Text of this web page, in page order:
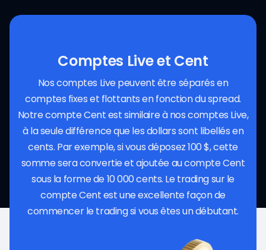
Comptes Live et Cent
Nos comptes Live peuvent être séparés en
comptes fixes et flottants en fonction du spread.
Notre compte Cent est similaire à nos comptes Live,
à la seule différence que les dollars sont libellés en
cents. Par exemple, si vous déposez 100 $, cette
somme sera convertie et ajoutée au compte Cent
sous la forme de 10 000 cents. Le trading sur le
compte Cent est une excellente façon de
commencer le trading si vous êtes un débutant.